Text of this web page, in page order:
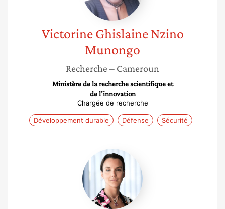
Victorine Ghislaine Nzino
Munongo
Recherche – Cameroun
Ministère de la recherche scientifique et
de l’innovation
Chargée de recherche
Développement durable Défense Sécurité
Anne-
Charlotte
Fredenucci